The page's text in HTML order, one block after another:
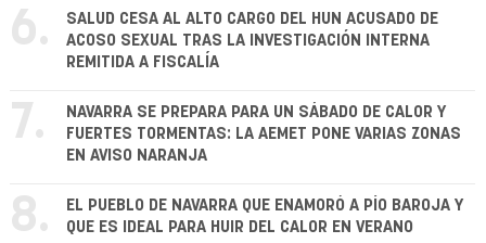
6.
SALUD CESA AL ALTO CARGO DEL HUN ACUSADO DE
ACOSO SEXUAL TRAS LA INVESTIGACIÓN INTERNA
REMITIDA A FISCALÍA
7.
NAVARRA SE PREPARA PARA UN SÁBADO DE CALOR Y
FUERTES TORMENTAS: LA AEMET PONE VARIAS ZONAS
EN AVISO NARANJA
8.
EL PUEBLO DE NAVARRA QUE ENAMORÓ A PÍO BAROJA Y
QUE ES IDEAL PARA HUIR DEL CALOR EN VERANO